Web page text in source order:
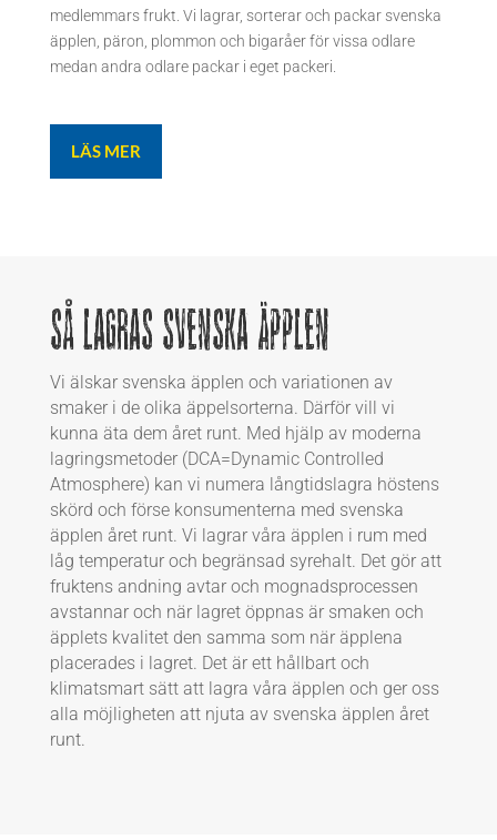
medlemmars frukt. Vi lagrar, sorterar och packar svenska
äpplen, päron, plommon och bigaråer för vissa odlare
medan andra odlare packar i eget packeri.
LÄS MER
Så lagras svenska äpplen
Vi älskar svenska äpplen och variationen av
smaker i de olika äppelsorterna. Därför vill vi
kunna äta dem året runt. Med hjälp av moderna
lagringsmetoder (DCA=Dynamic Controlled
Atmosphere) kan vi numera långtidslagra höstens
skörd och förse konsumenterna med svenska
äpplen året runt. Vi lagrar våra äpplen i rum med
låg temperatur och begränsad syrehalt. Det gör att
fruktens andning avtar och mognadsprocessen
avstannar och när lagret öppnas är smaken och
äpplets kvalitet den samma som när äpplena
placerades i lagret. Det är ett hållbart och
klimatsmart sätt att lagra våra äpplen och ger oss
alla möjligheten att njuta av svenska äpplen året
runt.